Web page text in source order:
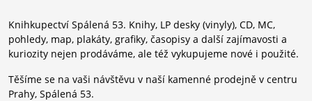
Knihkupectví Spálená 53. Knihy, LP desky (vinyly), CD, MC,
pohledy, map, plakáty, grafiky, časopisy a další zajímavosti a
kuriozity nejen prodáváme, ale též vykupujeme nové i použité.
Těšíme se na vaši návštěvu v naší kamenné prodejně v centru
Prahy, Spálená 53.